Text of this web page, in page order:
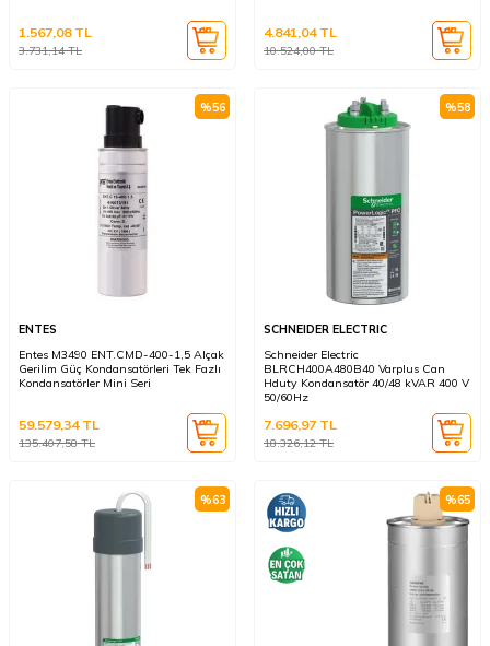
3.731,14TL
1.567,08TL
10.524,00TL
4.841,04TL
%56
ENTES
Entes M3490 ENT.CMD-400-1,5 Alçak
Gerilim Güç Kondansatörleri Tek Fazlı
Kondansatörler Mini Seri
135.407,58TL
59.579,34TL
%58
SCHNEIDER ELECTRIC
Schneider Electric
BLRCH400A480B40 Varplus Can
Hduty Kondansatör 40/48 kVAR 400 V
50/60Hz
18.326,12TL
7.696,97 TL
%63 %65